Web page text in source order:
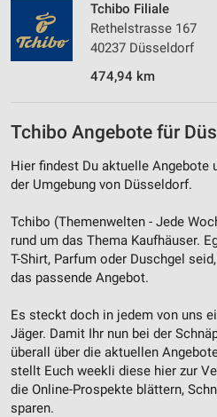
Tchibo Filiale
Rethelstrasse 167
40237 Düsseldorf
474,94 km
Tchibo Angebote für
Hier findest Du aktuelle Angebote
der Umgebung von Düsseldorf.
Tchibo (Themenwelten - Jede
rund um das Thema Kaufhäuser.
T-Shirt, Parfum oder Duschgel
das passende Angebot.
Es steckt doch in jedem von uns
Jäger. Damit Ihr nun bei der
überall über die aktuellen
stellt Euch weekli diese hier zur
die Online-Prospekte blättern,
sparen.